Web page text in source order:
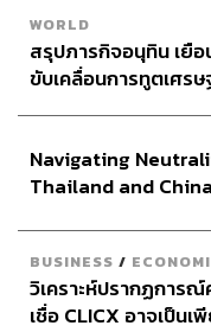
กอ
WORLD
สรุปภารกิจอนุทิน เยือ
ขับเคลื่อนการทูตเศร
Navigating
Thailand and
BUSINESS /
วิเคราะห์ปรากฏการ
เชื่อ CLICX อาจเป็น